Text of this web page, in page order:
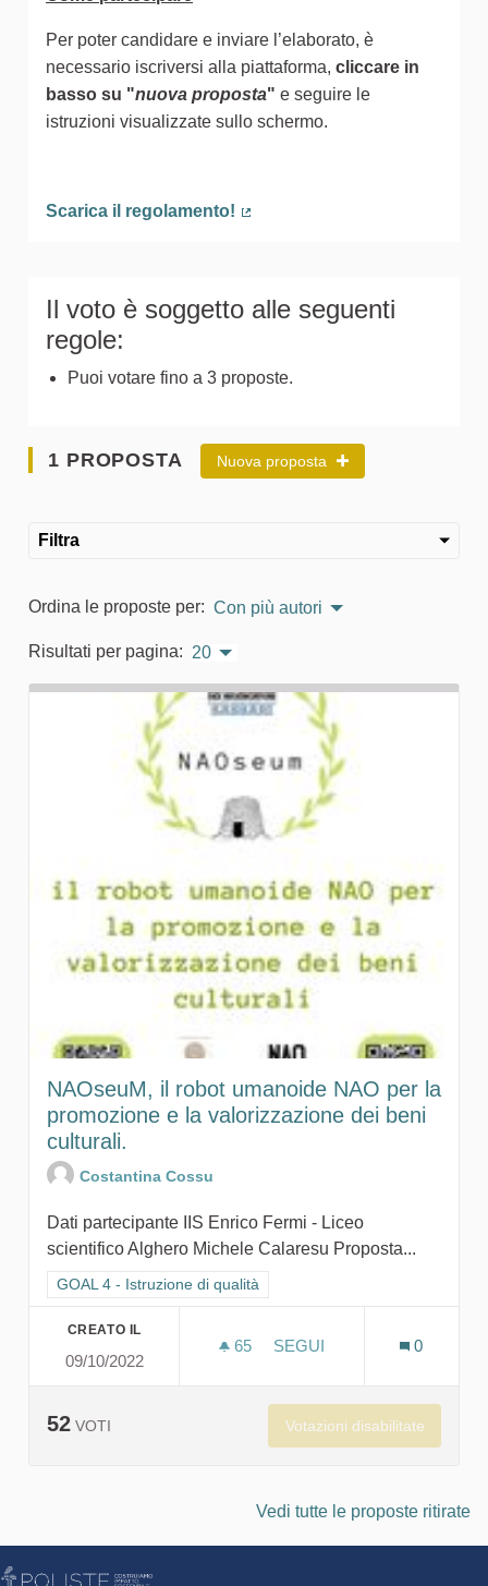
Per poter candidare e inviare l’elaborato, è
necessario iscriversi alla piattaforma, cliccare in
basso su "nuova proposta" e seguire le
istruzioni visualizzate sullo schermo.
Scarica il regolamento!
Il voto è soggetto alle seguenti
regole:
Puoi votare fino a 3 proposte.
1 PROPOSTA Nuova proposta
Filtra
Ordina le proposte per: Con più autori
Risultati per pagina: 20
NAOseuM, il robot umanoide NAO per la
promozione e la valorizzazione dei beni
culturali.
Costantina Cossu
Dati partecipante IIS Enrico Fermi - Liceo
scientifico Alghero Michele Calaresu Proposta...
Filtra i risultati per categoria: GOAL 4 - Istruzione di qualità
GOAL 4 - Istruzione di qualità
CREATO IL
09/10/2022
65 65 SOSTENITORI
SEGUI
0
52 VOTI Votazioni disabilitate
Vedi tutte le proposte ritirate